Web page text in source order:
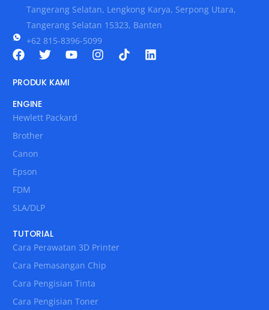
Tangerang Selatan, Lengkong Karya, Serpong Utara,
Tangerang Selatan 15323, Banten
+62 815-8396-5099
PRODUK KAMI
ENGINE
Hewlett Packard
Brother
Canon
Epson
FDM
SLA/DLP
TUTORIAL
Cara Perawatan 3D Printer
Cara Pemasangan Chip
Cara Pengisian Tinta
Cara Pengisian Toner